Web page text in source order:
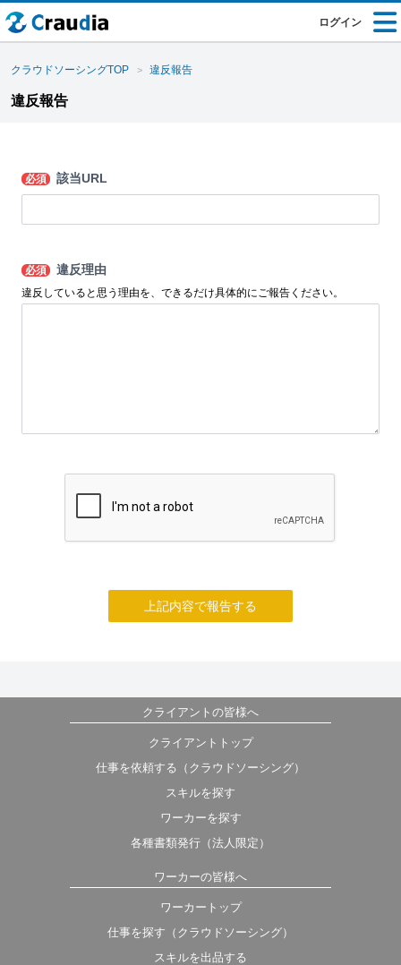
ログイン
クラウドソーシングTOP 違反報告
違反報告
必須 該当URL
必須 違反理由
違反していると思う理由を、できるだけ具体的にご報告ください。
上記内容で報告する
クライアントの皆様へ
クライアントトップ
仕事を依頼する（クラウドソーシング）
スキルを探す
ワーカーを探す
各種書類発行（法人限定）
ワーカーの皆様へ
ワーカートップ
仕事を探す（クラウドソーシング）
スキルを出品する